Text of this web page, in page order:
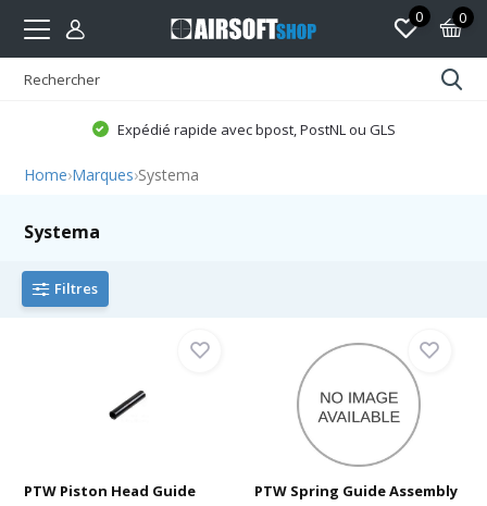
0 0
Expédié rapide avec bpost, PostNL ou GLS
Home›Marques›Systema
Systema
Filtres
PTW Piston Head Guide
PTW Spring Guide Assembly